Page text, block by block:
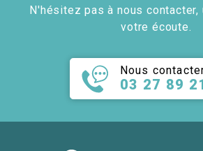
N'hésitez pas à nous
votre écoute.
Nous
03 27 89